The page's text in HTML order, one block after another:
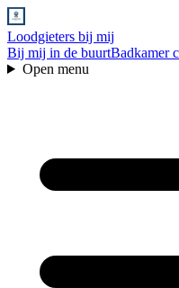
Loodgieters bij mij
Bij mij in de buurtBadkamer
Open menu